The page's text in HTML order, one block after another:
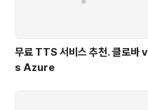
무료 TTS 서비스 추천. 클로바 v
s Azure